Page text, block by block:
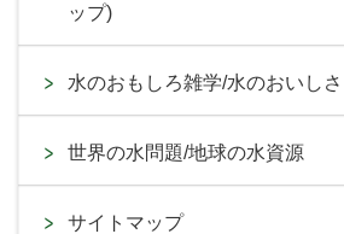
ップ)
水のおもしろ雑学/水のおいしさ
世界の水問題/地球の水資源
サイトマップ